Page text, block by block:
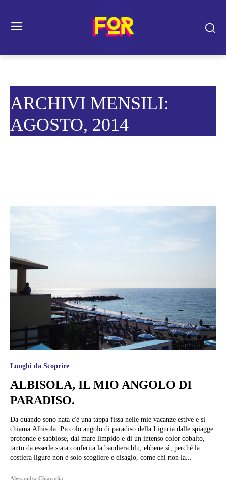
ARCHIVI MENSILI:
AGOSTO, 2014
Luoghi da Scoprire
ALBISOLA, IL MIO ANGOLO DI
PARADISO.
Da quando sono nata c'è una tappa fissa nelle mie vacanze estive e si
chiama Albisola. Piccolo angolo di paradiso della Liguria dalle spiagge
profonde e sabbiose, dal mare limpido e di un intenso color cobalto,
tanto da esserle stata conferita la bandiera blu, ebbene sì, perché la
costiera ligure non è solo scogliere e disagio, come chi non la...
Alessandra Chiaradia